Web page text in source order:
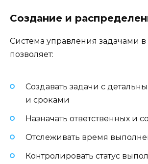
Создание и
Система управления задачами
позволяет:
Создавать задачи с
и сроками
Назначать ответственных и
Отслеживать время
Контролировать статус